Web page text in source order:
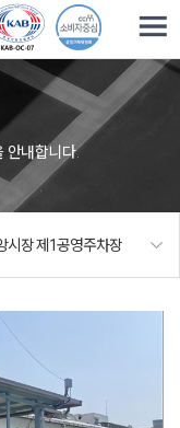
안내합니다.
시장 제1공영주차장